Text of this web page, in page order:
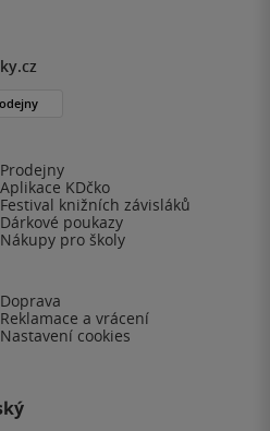
Prodejny
Aplikace KDčko
Festival knižních závisláků
Dárkové poukazy
Nákupy pro školy
Doprava
Reklamace a vrácení
Nastavení cookies